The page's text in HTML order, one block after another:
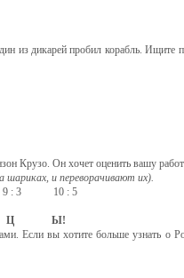
из дикарей пробил корабль. Ищите
Крузо. Он хочет оценить вашу
и переворачивают их).
: 3 10 : 5
Ы!
вы хотите больше узнать о